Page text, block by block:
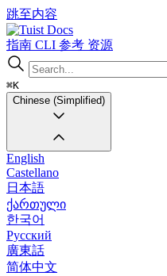
跳至内容
Docs
指南 CLI 参考 资源
⌘K
Chinese (Simplified)
English
Castellano
日本語
ქართული
한국어
Русский
廣東話
简体中文